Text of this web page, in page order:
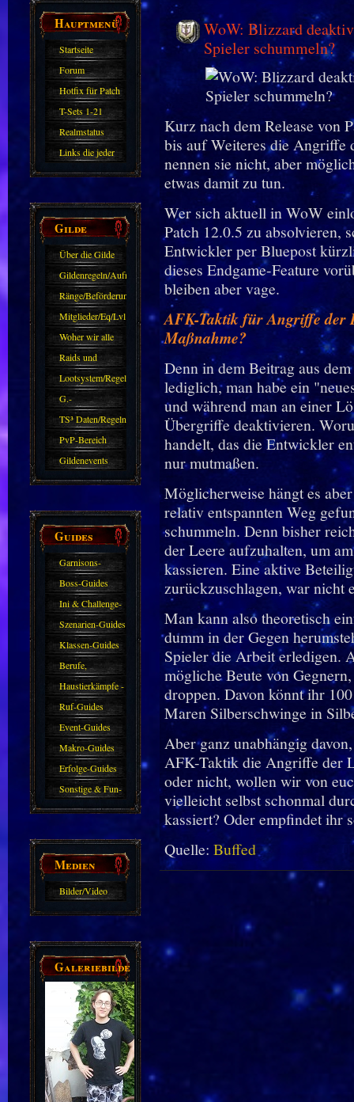
Hauptmenü
Startseite
Forum
Hotfix für Patch
11.X
T-Sets 1-21
Realmstatus
Links die jeder
kennen sollte?!
Gilde
Über die Gilde
(DAW)
Gildenregeln/Aufnahme
Ränge/Beförderungen
Mitglieder/Eq/Lvl
Woher wir alle
kommen.
Raids und
Zubehör
Lootsystem/Regeln
G.-
Sparkasse/Goldleihen
TS³ Daten/Regeln
PvP-Bereich
Gildenevents
Guides
Garnisons-
Guides
Boss-Guides
Ini & Challenge-
Guides
Szenarien-Guides
Klassen-Guides
Berufe,
Farmkarten und
Haustiere
Haustierkämpfe -
Guide
Ruf-Guides
Event-Guides
Makro-Guides
Erfolge-Guides
Sonstige & Fun-
Guides
Medien
Bilder/Video
Galeriebilder
WoW: Blizzard
Spieler schummeln?
Kurz nach dem Release von
bis auf Weiteres die Angriffe
nennen sie nicht, aber
etwas damit zu tun.
Wer sich aktuell in WoW
Patch 12.0.5 zu absolvieren,
Entwickler per Bluepost
dieses Endgame-Feature
bleiben aber vage.
AFK-Taktik für Angriffe der
Maßnahme?
Denn in dem Beitrag aus
lediglich, man habe ein
und während man an einer
Übergriffe deaktivieren.
handelt, das die Entwickler
nur mutmaßen.
Möglicherweise hängt es
relativ entspannten Weg
schummeln. Denn bisher
der Leere aufzuhalten, um
kassieren. Eine aktive
zurückzuschlagen, war nicht
Man kann also theoretisch
dumm in der Gegen
Spieler die Arbeit erledigen.
mögliche Beute von
droppen. Davon könnt ihr
Maren Silberschwinge in
Aber ganz unabhängig
AFK-Taktik die Angriffe der
oder nicht, wollen wir von
vielleicht selbst schonmal
kassiert? Oder empfindet ihr
Quelle: Buffed